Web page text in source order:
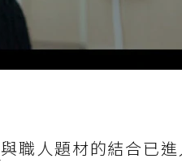
與職人題材的結合已